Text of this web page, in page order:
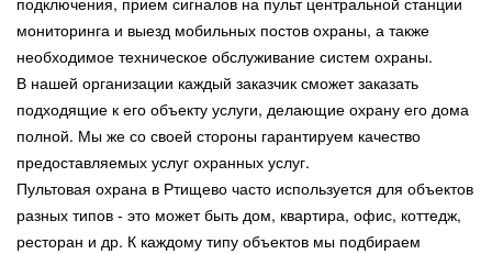
мониторинга и выезд мобильных постов охраны, а также
необходимое техническое обслуживание систем охраны.
В нашей организации каждый заказчик сможет заказать
подходящие к его объекту услуги, делающие охрану его дома
полной. Мы же со своей стороны гарантируем качество
предоставляемых услуг охранных услуг.
Пультовая охрана в Ртищево часто используется для объектов
разных типов - это может быть дом, квартира, офис, коттедж,
ресторан и др. К каждому типу объектов мы подбираем